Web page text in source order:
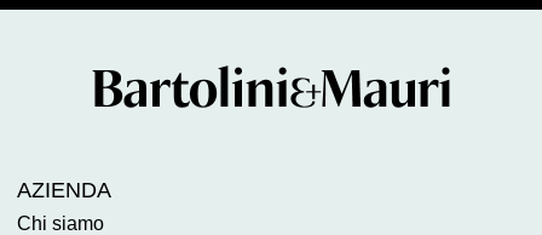
AZIENDA
Chi siamo